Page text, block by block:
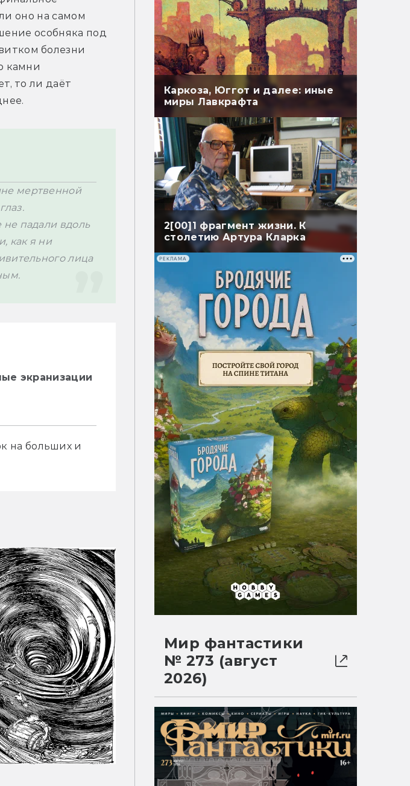
оно на самом
особняка под
болезни
камни
то ли даёт
мертвенной
падали вдоль
как я ни
лица
экранизации
на больших и
Каркоза, Юггот и далее: иные
миры Лавкрафта
2[00]1 фрагмент жизни. К
столетию Артура Кларка
РЕКЛАМА
Мир фантастики
№ 273 (август
2026)